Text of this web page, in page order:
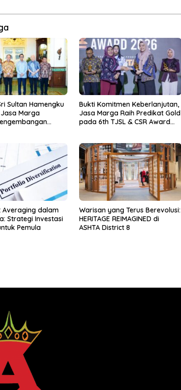
Sultan Hamengku
Marga
Bukti Komitmen Keberlanjutan,
Jasa Marga Raih Predikat Gold
pada 6th TJSL & CSR Award
Averaging dalam
Strategi Investasi
Pemula
Warisan yang Terus Berevolusi:
HERITAGE REIMAGINED di
ASHTA District 8